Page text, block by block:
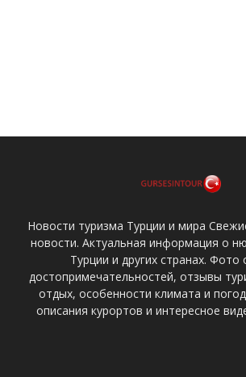
Новости туризма Турции и мира
новости. Актуальная информация о
Турции и других странах. Фото
достопримечательностей, отзывы
отдых, особенности климата и
описания курортов и интересное